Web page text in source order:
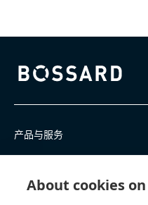
About cookies
Bossard homepage
产品与服务